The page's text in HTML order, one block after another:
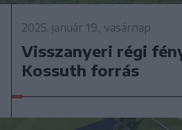
2025. január 19., vasárnap
Visszanyeri régi
Kossuth forrás